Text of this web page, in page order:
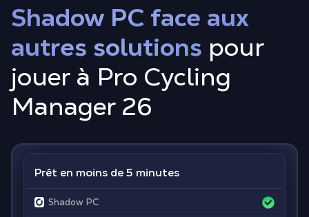
Shadow PC face aux
autres solutions pour
jouer à Pro Cycling
Manager 26
Prêt en moins de 5 minutes
Shadow PC